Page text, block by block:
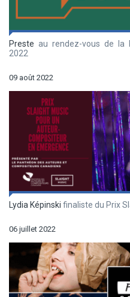
Preste au rendez-vous de la
2022
09 août 2022
Lydia Képinski finaliste du Prix
06 juillet 2022